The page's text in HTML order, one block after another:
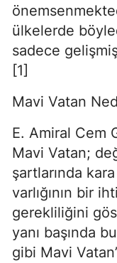
ülkelerde
sadece
[1]
Mavi Vatan
E. Amiral Cem
Mavi Vatan;
şartlarında
varlığının bir
gerekliliğini
yanı başında
gibi Mavi